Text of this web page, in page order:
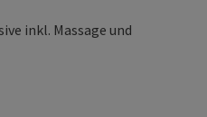
inkl. Massage und